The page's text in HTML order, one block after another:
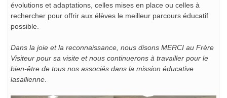
évolutions et adaptations, celles mises en place ou celles à
rechercher pour offrir aux élèves le meilleur parcours éducatif
possible.
Dans la joie et la reconnaissance, nous disons MERCI au Frère
Visiteur pour sa visite et nous continuerons à travailler pour le
bien-être de tous nos associés dans la mission éducative
lasallienne